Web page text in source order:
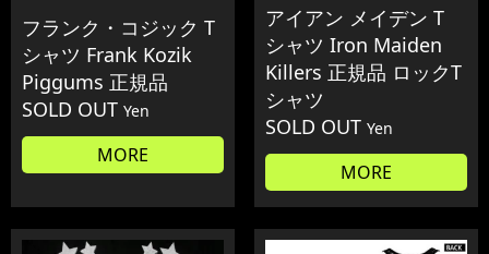
フランク・コジック T
シャツ Frank Kozik
Piggums 正規品
SOLD OUT Yen
MORE
アイアン メイデン T
シャツ Iron Maiden
Killers 正規品 ロックT
シャツ
SOLD OUT Yen
MORE